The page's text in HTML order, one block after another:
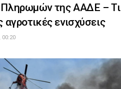
Πληρωμών της ΑΑΔΕ – Τι
αγροτικές ενισχύσεις